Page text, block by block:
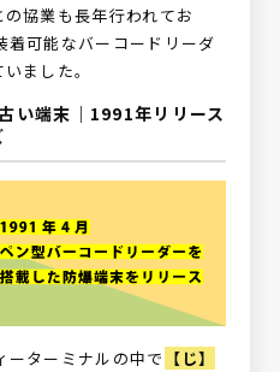
協業も長年行われてお
可能なバーコードリーダ
ました。
い端末｜1991年リリース
ターミナルの中で 【じ】